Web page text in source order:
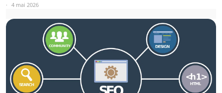
4 mai 2026